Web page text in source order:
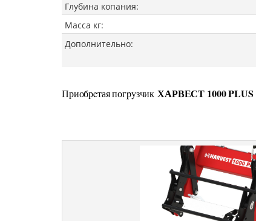
Глубина копания:
Масса кг:
Дополнительно:
Приобрeтая погpyзчикХАРВЕСТ 1000 PLUS